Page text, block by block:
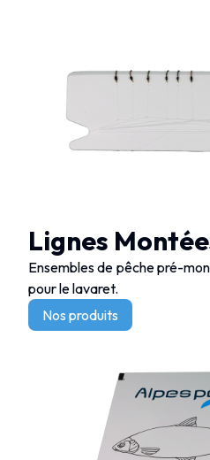
Lignes
Ensembles de pêche pré-
pour le lavaret.
Nos produits